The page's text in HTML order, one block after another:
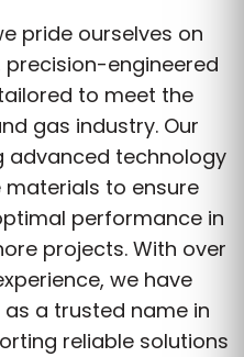
pride ourselves on
engineered
to meet the
gas industry. Our
advanced technology
to ensure
performance in
projects. With over
we have
a trusted name in
reliable solutions